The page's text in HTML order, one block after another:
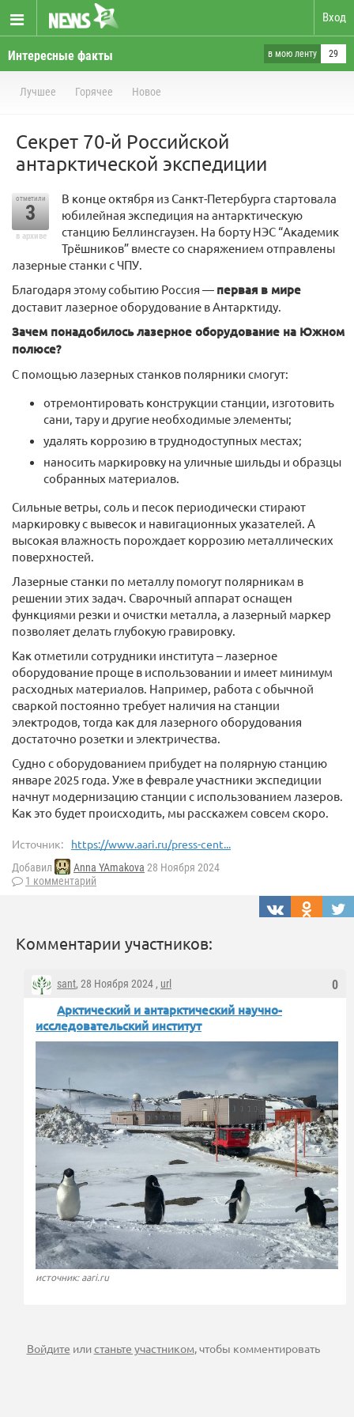
Вход
Интересные факты в мою ленту 29
Лучшее Горячее Новое
Секрет 70-й Российской
антарктической экспедиции
отметили
3
в архиве
В конце октября из Санкт-Петербурга стартовала
юбилейная экспедиция на антарктическую
станцию Беллинсгаузен. На борту НЭС “Академик
Трёшников” вместе со снаряжением отправлены
лазерные станки с ЧПУ.
Благодаря этому событию Россия — первая в мире
доставит лазерное оборудование в Антарктиду.
Зачем понадобилось лазерное оборудование на Южном
полюсе?
С помощью лазерных станков полярники смогут:
отремонтировать конструкции станции, изготовить
сани, тару и другие необходимые элементы;
удалять коррозию в труднодоступных местах;
наносить маркировку на уличные шильды и образцы
собранных материалов.
Сильные ветры, соль и песок периодически стирают
маркировку с вывесок и навигационных указателей. А
высокая влажность порождает коррозию металлических
поверхностей.
Лазерные станки по металлу помогут полярникам в
решении этих задач. Сварочный аппарат оснащен
функциями резки и очистки металла, а лазерный маркер
позволяет делать глубокую гравировку.
Как отметили сотрудники института – лазерное
оборудование проще в использовании и имеет минимум
расходных материалов. Например, работа с обычной
сваркой постоянно требует наличия на станции
электродов, тогда как для лазерного оборудования
достаточно розетки и электричества.
Судно с оборудованием прибудет на полярную станцию
январе 2025 года. Уже в феврале участники экспедиции
начнут модернизацию станции с использованием лазеров.
Как это будет происходить, мы расскажем совсем скоро.
Источник: https://www.aari.ru/press-cent...
Добавил Anna YAmakova 28 Ноября 2024
1 комментарий
Комментарии участников:
0
sant, 28 Ноября 2024 , url
Арктический и антарктический научно-
исследователь­ский институт
источник: aari.ru
Войдите илистаньте участником , чтобы комментировать